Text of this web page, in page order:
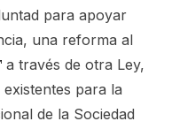
para apoyar
una reforma al
a través de otra Ley,
para la
de la Sociedad